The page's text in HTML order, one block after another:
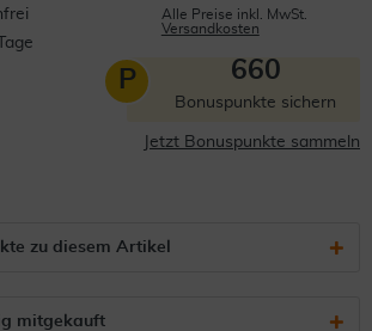
Alle Preise inkl. MwSt.
Versandkosten
P 660
Bonuspunkte sichern
Jetzt Bonuspunkte sammeln
zu diesem Artikel
mitgekauft